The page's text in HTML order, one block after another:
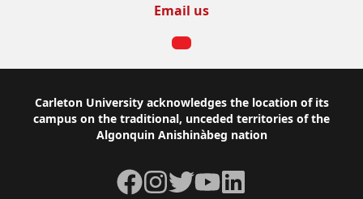
Email us
Footer
Carleton University acknowledges the location of its
campus on the traditional, unceded territories of the
Algonquin Anishinàbeg nation
Facebook
Instagram
TwitterYouTubeLinkedIn